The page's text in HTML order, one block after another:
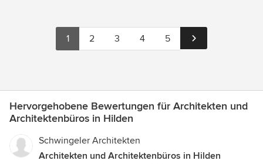
1 2 3 4 5
Hervorgehobene Bewertungen für Architekten und
Architektenbüros in Hilden
Schwingeler Architekten
Architekten und Architektenbüros in Hilden